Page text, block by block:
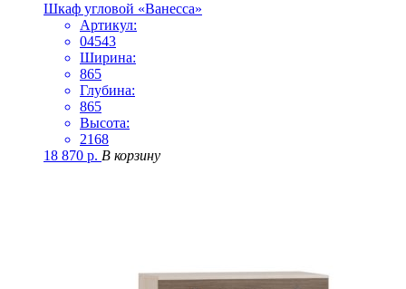
Шкаф угловой «Ванесса»
Артикул:
04543
Ширина:
865
Глубина:
865
Высота:
2168
18 870 р. В корзину